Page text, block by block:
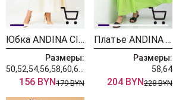
Юбка ANDINA CITY 1013 молочный
Размеры:
156 BYN179 BYN
Платье ANDINA CITY 8029-4 лайм
Размеры:
58,64
204 BYN228 BYN